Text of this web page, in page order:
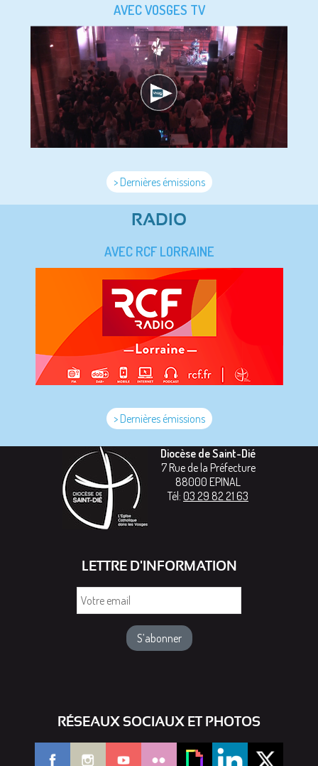
AVEC VOSGES TV
> Dernières émissions
RADIO
AVEC RCF LORRAINE
> Dernières émissions
Diocèse de Saint-Dié
7 Rue de la Préfecture
88000 EPINAL
Tél: 03 29 82 21 63
LETTRE D'INFORMATION
RÉSEAUX SOCIAUX ET PHOTOS